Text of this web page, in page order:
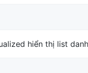
hiển thị list